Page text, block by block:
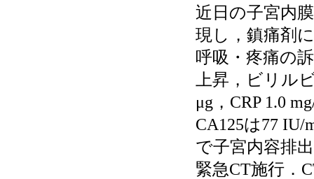
近日の子宮内
現し，鎮痛剤
呼吸・疼痛の
上昇，ビリル
μg，CRP 1.0
CA125は77 IU/
で子宮内容排
緊急CT施行．